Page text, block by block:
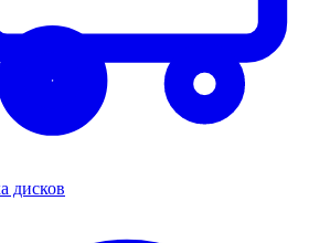
дисков